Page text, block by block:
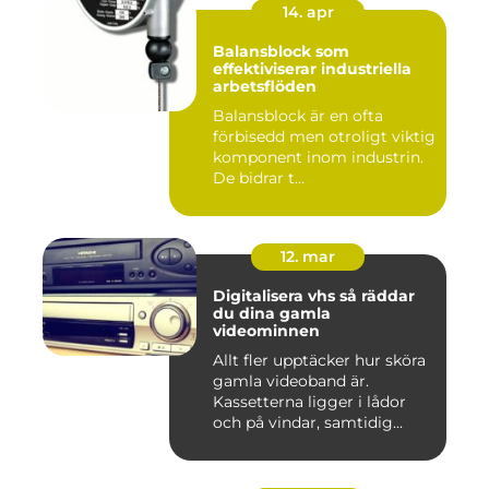
14. apr
Balansblock som
effektiviserar industriella
arbetsflöden
Balansblock är en ofta
förbisedd men otroligt viktig
komponent inom industrin.
De bidrar t...
12. mar
Digitalisera vhs så räddar
du dina gamla
videominnen
Allt fler upptäcker hur sköra
gamla videoband är.
Kassetterna ligger i lådor
och på vindar, samtidig...